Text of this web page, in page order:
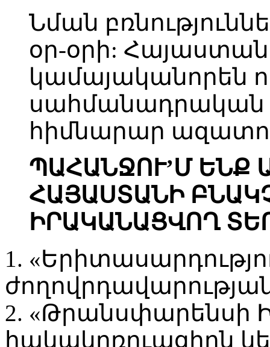
Նման
օր-օրի:
կամայականորեն
սահմանադրական
հիմնարար
ՊԱՀԱՆՋՈՒ’Մ ԵՆՔ
ՀԱՅԱՍՏԱՆԻ
ԻՐԱԿԱՆԱՑՎՈՂ
1.
2. «Թրանսփարենսի
հակակոռուպցիոն